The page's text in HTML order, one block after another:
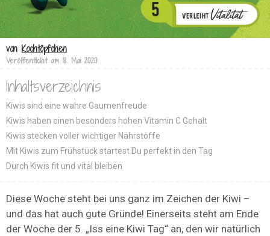
von Kochtöpfchen
Veröffentlicht am 18. Mai 2020
Inhaltsverzeichnis
Kiwis sind eine wahre Gaumenfreude
Kiwis haben einen besonders hohen Vitamin C Gehalt
Kiwis stecken voller wichtiger Nährstoffe
Mit Kiwis zum Frühstück startest Du perfekt in den Tag
Durch Kiwis fit und vital bleiben
Diese Woche steht bei uns ganz im Zeichen der Kiwi –
und das hat auch gute Gründe! Einerseits steht am Ende
der Woche der 5. „Iss eine Kiwi Tag“ an, den wir natürlich